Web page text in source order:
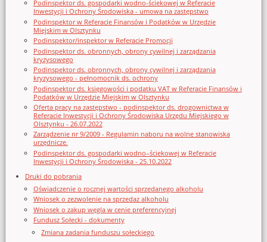
Podinspektor ds. gospodarki wodno-ściekowej w Referacie
Inwestycji i Ochrony Środowiska - umowa na zastępstwo
Podinspektor w Referacie Finansów i Podatków w Urzędzie
Miejskim w Olsztynku
Podinspektor/inspektor w Referacie Promocji
Podinspektor ds. obronnych, obrony cywilnej i zarządzania
kryzysowego
Podinspektor ds. obronnych, obrony cywilnej i zarządzania
kryzysowego - pełnomocnik ds. ochrony
Podinspektor ds. księgowości i podatku VAT w Referacie Finansów i
Podatków w Urzędzie Miejskim w Olsztynku
Oferta pracy na zastępstwo - podinspektor ds. drogownictwa w
Referacie Inwestycji i Ochrony Środowiska Urzędu Miejskiego w
Olsztynku - 26.07.2022
Zarządzenie nr 9/2009 - Regulamin naboru na wolne stanowiska
urzędnicze.
Podinspektor ds. gospodarki wodno–ściekowej w Referacie
Inwestycji i Ochrony Środowiska - 25.10.2022
Druki do pobrania
Oświadczenie o rocznej wartości sprzedanego alkoholu
Wniosek o zezwolenie na sprzedaz alkoholu
Wniosek o zakup węgla w cenie preferencyjnej
Fundusz Sołecki - dokumenty
Zmiana zadania funduszu sołeckiego